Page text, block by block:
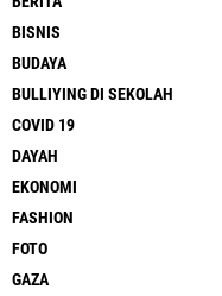
BISNIS
BUDAYA
BULLIYING DI SEKOLAH
COVID 19
DAYAH
EKONOMI
FASHION
FOTO
GAZA